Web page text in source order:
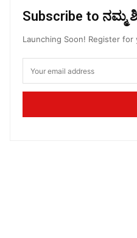
Subscribe to ನಮ್ಮ
Launching Soon! Register